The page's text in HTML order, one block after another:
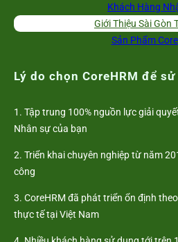
Khách Hàng
Giới Thiệu Sài Gòn
Sản Phẩm
Lý do chọn CoreHRM để
1. Tập trung 100% nguồn lực giải
Nhân sự của bạn
2. Triển khai chuyên nghiệp từ năm
công
3. CoreHRM đã phát triển ổn định
thực tế tại Việt Nam